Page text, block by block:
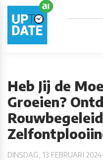
Heb Jij de
Groeien?
DINSDAG, 13 FEBRUARI 2024